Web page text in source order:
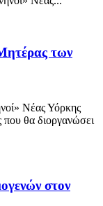
των
Νέας Υόρκης
που θα διοργανώσει
στον